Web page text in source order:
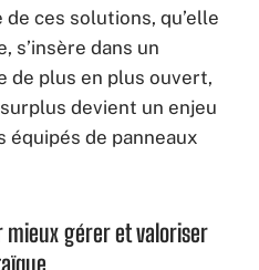
ces solutions, qu’elle
s’insère dans un
de plus en plus ouvert,
devient un enjeu
de panneaux
mieux gérer et valoriser